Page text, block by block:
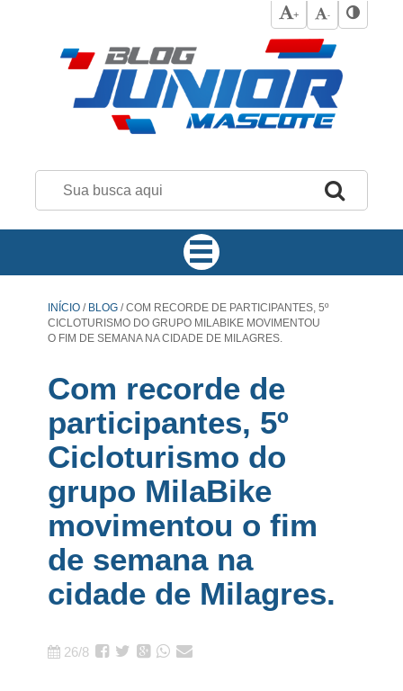
+ -
INÍCIO / BLOG /COM RECORDE DE PARTICIPANTES, 5º
CICLOTURISMO DO GRUPO MILABIKE MOVIMENTOU
O FIM DE SEMANA NA CIDADE DE MILAGRES.
Com recorde de
participantes, 5º
Cicloturismo do
grupo MilaBike
movimentou o fim
de semana na
cidade de Milagres.
26/8